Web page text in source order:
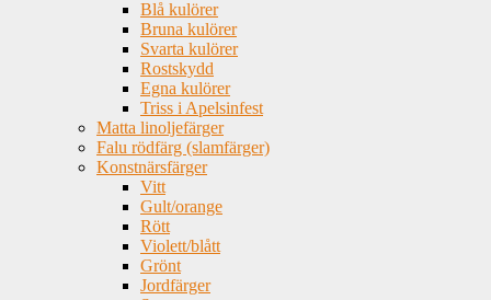
Blå kulörer
Bruna kulörer
Svarta kulörer
Rostskydd
Egna kulörer
Triss i Apelsinfest
Matta linoljefärger
Falu rödfärg (slamfärger)
Konstnärsfärger
Vitt
Gult/orange
Rött
Violett/blått
Grönt
Jordfärger